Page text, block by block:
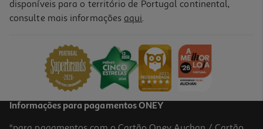
Body Milk Amêndoas Doces Babaria 400 Ml.
disponíveis para o território de Portugal continental,
consulte mais informações aqui.
Informações para pagamentos ONEY